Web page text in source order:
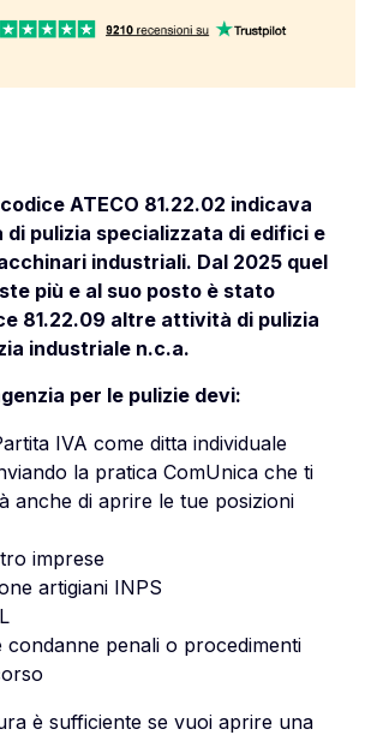
ATECO 81.22.02 indicava
pulizia specializzata di edifici e
industriali. Dal 2025 quel
più e al suo posto è stato
81.22.09 altre attività di pulizia
industriale n.c.a.
per le pulizie devi:
IVA come ditta individuale
la pratica ComUnica che ti
anche di aprire le tue posizioni
imprese
artigiani INPS
condanne penali o procedimenti
è sufficiente se vuoi aprire una